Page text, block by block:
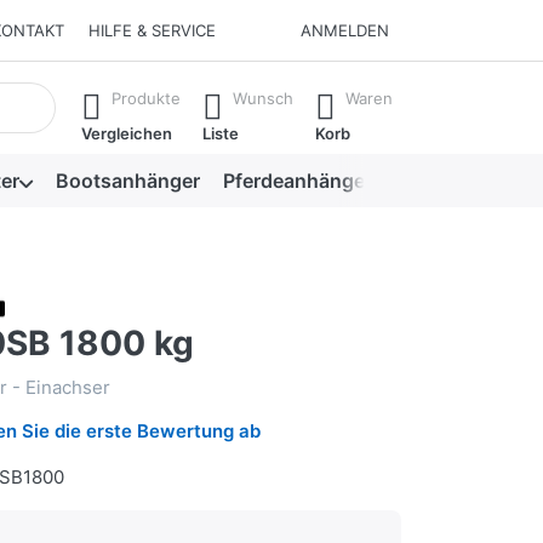
HILFE & SERVICE ANMELDEN
erste Ergebnisse. Drücken Sie die Eingabetaste, um alle
Produkte
Vergleichen
Wunsch
Liste
Waren
Korb
Bootsanhänger Pferdeanhänger
1800 kg
- Einachser
Sie die erste Bewertung ab